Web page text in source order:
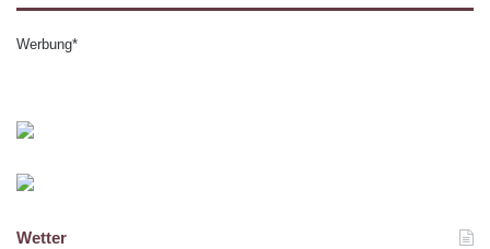
Werbung*
Wetter